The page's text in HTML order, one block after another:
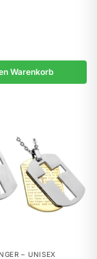
Warenkorb
– UNISEX